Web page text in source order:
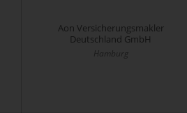
Aon Versicherungsmakler
Deutschland GmbH
Hamburg